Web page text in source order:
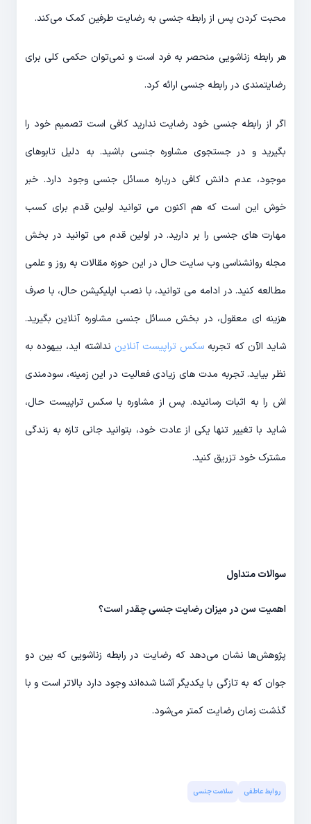
محبت کردن پس از رابطه جنسی به رضایت طرفین کمک می‌کند.
هر رابطه زناشویی منحصر به فرد است و نمی‌توان حکمی کلی برای
رضایتمندی در رابطه جنسی ارائه کرد.
اگر از رابطه جنسی خود رضایت ندارید کافی است تصمیم خود را
بگیرید و در جستجوی مشاوره جنسی باشید. به دلیل تابوهای
موجود، عدم دانش کافی درباره مسائل جنسی وجود دارد. خبر
خوش این است که هم اکنون می توانید اولین قدم برای کسب
مهارت های جنسی را بر دارید. در اولین قدم می توانید در بخش
مجله روانشناسی وب سایت حال در این حوزه مقالات به روز و علمی
مطالعه کنید. در ادامه می توانید، با نصب اپلیکیشن حال، با صرف
هزینه ای معقول، در بخش مسائل جنسی مشاوره آنلاین بگیرید.
شاید الآن که تجربه سکس تراپیست آنلاین نداشته اید، بیهوده به
نظر بیاید. تجربه مدت های زیادی فعالیت در این زمینه، سودمندی
اش را به اثبات رسانیده. پس از مشاوره با سکس تراپیست حال،
شاید با تغییر تنها یکی از عادت خود، بتوانید جانی تازه به زندگی
مشترک خود تزریق کنید.
سوالات متداول
اهمیت سن در میزان رضایت جنسی چقدر است؟
پژوهش‌ها نشان می‌دهد که رضایت در رابطه زناشویی که بین دو
جوان که به تازگی با یکدیگر آشنا شده‌اند وجود دارد بالاتر است و با
گذشت زمان رضایت کمتر می‌شود.
روابط عاطفی سلامت جنسی